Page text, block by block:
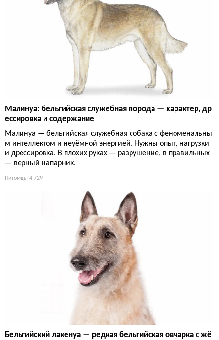
Малинуа: бельгийская служебная порода — характер, др
ессировка и содержание
Малинуа — бельгийская служебная собака с феноменальны
м интеллектом и неуёмной энергией. Нужны опыт, нагрузки
и дрессировка. В плохих руках — разрушение, в правильных
— верный напарник.
Питомцы 4 729
Бельгийский лакенуа — редкая бельгийская овчарка с жё